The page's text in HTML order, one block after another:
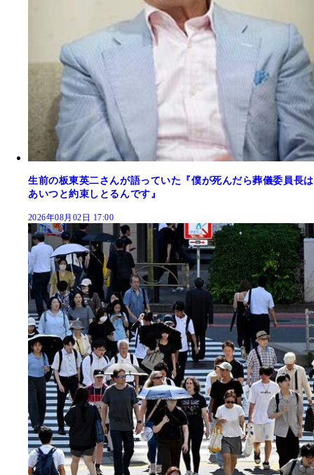
生前の板東英二さんが語っていた『僕が死んだら葬儀委員長は
あいつと約束しとるんです』
2026年08月02日 17:00